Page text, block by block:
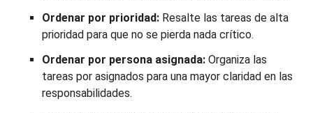
Ordenar por prioridad: Resalte las tareas de alta
prioridad para que no se pierda nada crítico.
Ordenar por persona asignada: Organiza las
tareas por asignados para una mayor claridad en las
responsabilidades.